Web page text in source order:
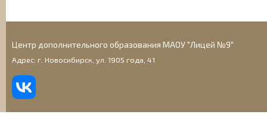
Центр дополнительного образования МАОУ "Лицей №9"
Адрес: г. Новосибирск, ул. 1905 года, 41